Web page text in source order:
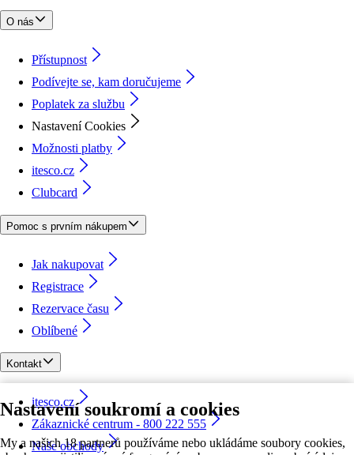
Nastavení soukromí a cookies
My a našich 18 partnerů používáme nebo ukládáme soubory cookies,
O nás
Přístupnost
Podívejte se, kam doručujeme
Poplatek za službu
Nastavení Cookies
Možnosti platby
itesco.cz
Clubcard
Pomoc s prvním nákupem
Jak nakupovat
Registrace
Rezervace času
Oblíbené
Kontakt
itesco.cz
Zákaznické centrum - 800 222 555
Naše obchody